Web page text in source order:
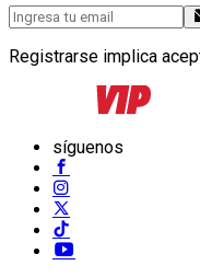
Registrarse implica
síguenos